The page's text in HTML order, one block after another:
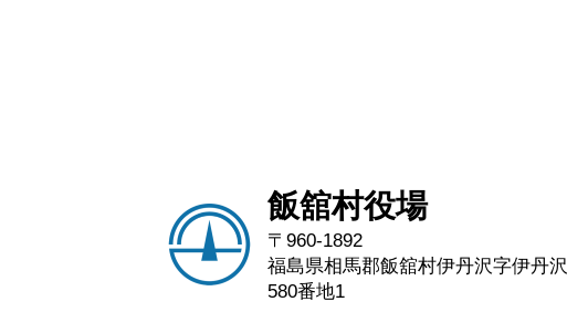
飯舘村役場
〒960-1892
福島県相馬郡飯舘村伊丹沢字伊丹沢
580番地1